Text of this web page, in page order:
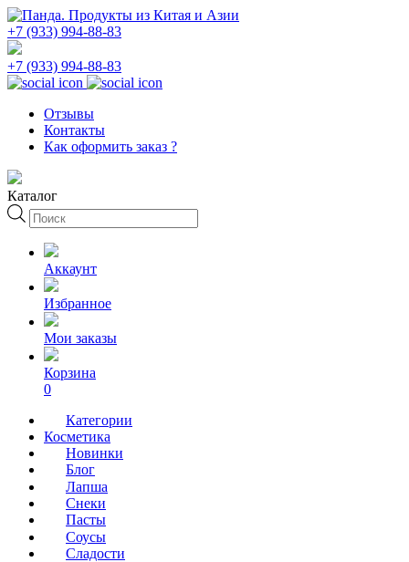
+7 (933) 994-88-83
+7 (933) 994-88-83
Отзывы
Контакты
Как оформить заказ ?
Каталог
Поиск
товаров
Аккаунт
Избранное
Мои заказы
Корзина
0
Категории
Косметика
Новинки
Блог
Лапша
Снеки
Пасты
Соусы
Сладости